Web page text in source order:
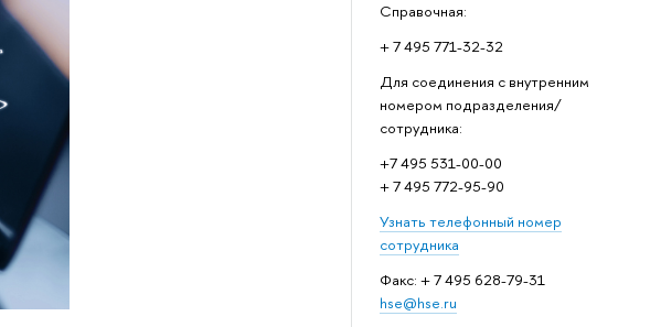
Справочная:
+ 7 495 771-32-32
Для соединения с внутренним
номером подразделения/
сотрудника:
+7 495 531-00-00
+ 7 495 772-95-90
Узнать телефонный номер
сотрудника
Факс: + 7 495 628-79-31
hse@hse.ru